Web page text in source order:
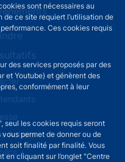
sont nécessaires au
ce site requiert l’utilisation de
Ces cookies requis
des services proposés par des
et Youtube) et génèrent des
conformément à leur
seul les cookies requis seront
permet de donner ou de
soit finalité par finalité. Vous
en cliquant sur l’onglet "Centre
Achats
+